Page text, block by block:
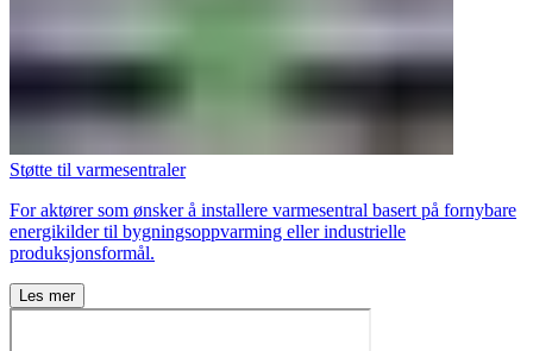
Støtte til varmesentraler
For aktører som ønsker å installere varmesentral basert på fornybare
energikilder til bygningsoppvarming eller industrielle
produksjonsformål.
Les mer